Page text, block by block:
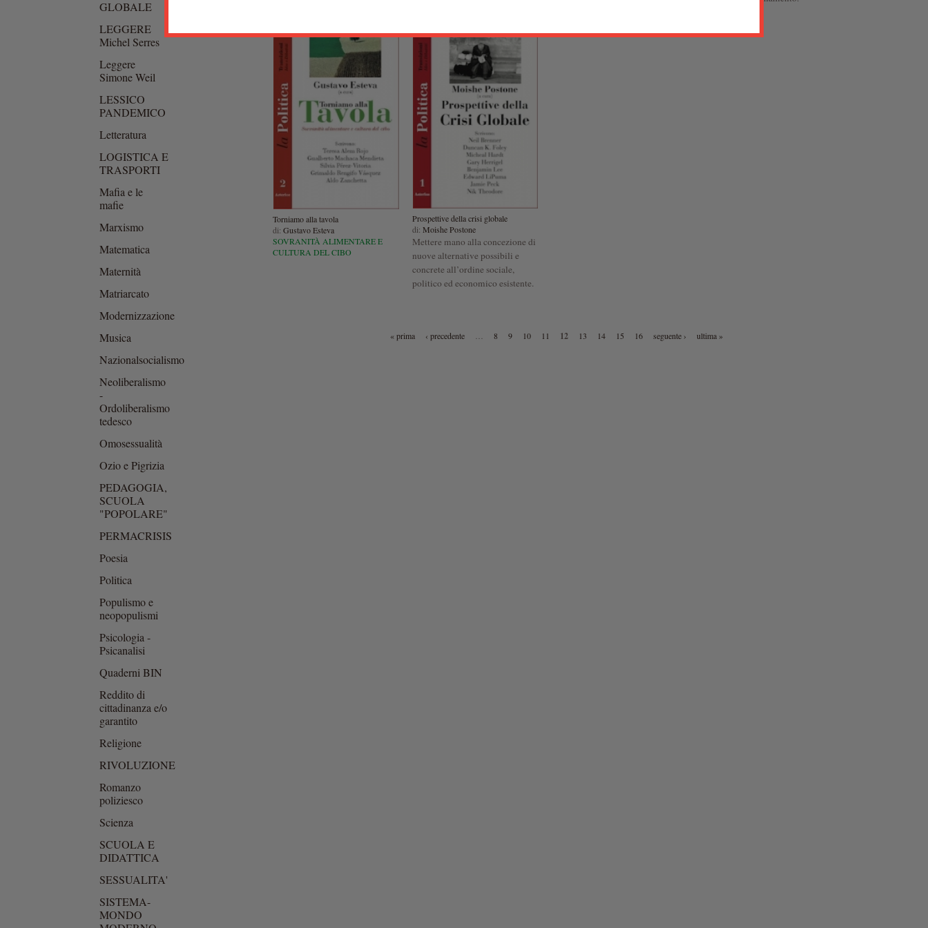
Torniamo alla tavola
di: Gustavo Esteva
SOVRANITÀ ALIMENTARE E
CULTURA DEL CIBO
Prospettive della crisi globale
di: Moishe Postone
Mettere mano alla concezione di
nuove alternative possibili e
concrete all’ordine sociale,
politico ed economico esistente.
« prima ‹ precedente 8 9 10 11 12 13 14 15 16 seguente › ultima »
GLOBALE
LEGGERE
Michel Serres
Leggere
Simone Weil
LESSICO
PANDEMICO
Letteratura
LOGISTICA E
TRASPORTI
Mafia e le
mafie
Marxismo
Matematica
Maternità
Matriarcato
Modernizzazione
Musica
Nazionalsocialismo
Neoliberalismo
-
Ordoliberalismo
tedesco
Omosessualità
Ozio e Pigrizia
PEDAGOGIA,
SCUOLA
"POPOLARE"
PERMACRISIS
Poesia
Politica
Populismo e
neopopulismi
Psicologia -
Psicanalisi
Quaderni BIN
Reddito di
cittadinanza e/o
garantito
Religione
RIVOLUZIONE
Romanzo
poliziesco
Scienza
SCUOLA E
DIDATTICA
SESSUALITA'
SISTEMA-
MONDO